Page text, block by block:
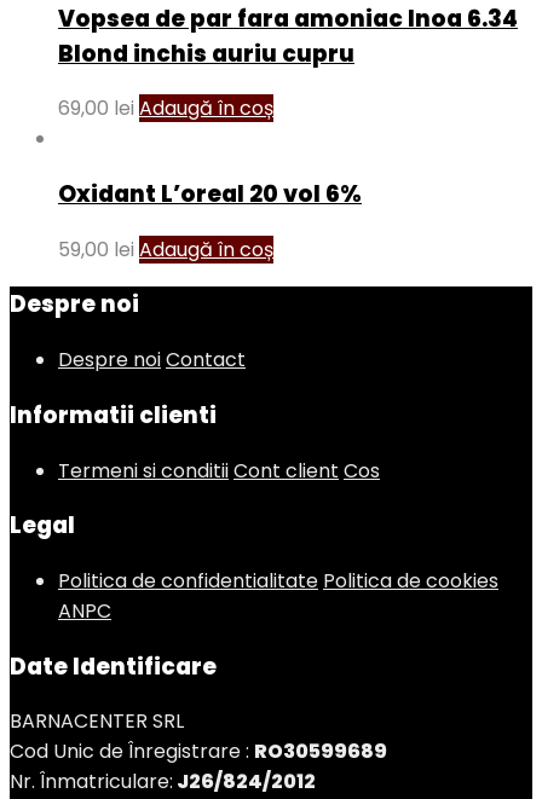
Vopsea de par fara amoniac Inoa 6.34
Blond inchis auriu cupru
69,00 lei Adaugă în coș
Oxidant L’oreal 20 vol 6%
59,00 lei Adaugă în coș
Despre noi
Despre noiContact
Informatii clienti
Termeni si conditiiCont client Cos
Legal
Politica de confidentialitate Politica de cookies
ANPC
Date Identificare
BARNACENTER SRL
Cod Unic de Înregistrare : RO30599689
Nr. Înmatriculare: J26/824/2012